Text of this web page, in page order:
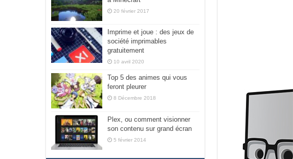
20 février 2017
Imprime et joue : des jeux de
société imprimables
gratuitement
10 avril 2020
Top 5 des animes qui vous
feront pleurer
8 Décembre 2018
Plex, ou comment visionner
son contenu sur grand écran
5 février 2014